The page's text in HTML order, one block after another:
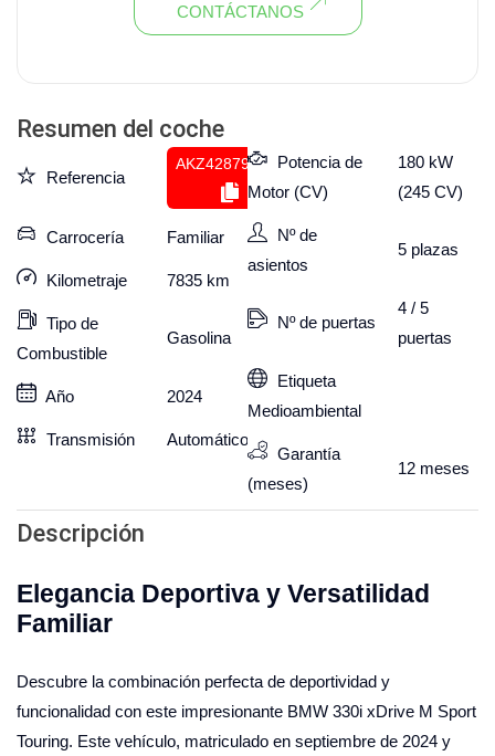
Resumen del coche
Referencia
AKZ428798251
Carrocería Familiar
Kilometraje 7835 km
Tipo de
Combustible
Gasolina
Año 2024
Transmisión Automático
Potencia de
Motor (CV)
180 kW
(245 CV)
Nº de
asientos
5 plazas
Nº de puertas
4 / 5
puertas
Etiqueta
Medioambiental
Garantía
(meses)
12 meses
Descripción
Elegancia Deportiva y Versatilidad
Familiar
Descubre la combinación perfecta de deportividad y
funcionalidad con este impresionante BMW 330i xDrive M Sport
Touring. Este vehículo, matriculado en septiembre de 2024 y
CONTÁCTANOS